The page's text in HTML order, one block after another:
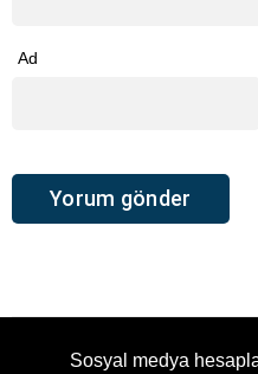
Ad
Sosyal medya